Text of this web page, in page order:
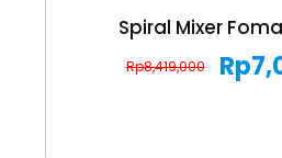
Spiral Mixer
Rp
Rp8,419,000